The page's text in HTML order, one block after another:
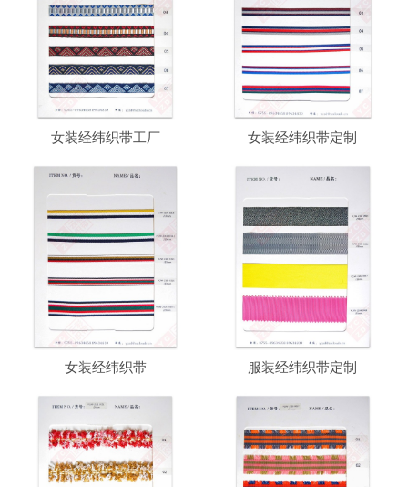
女装经纬织带工厂 女装经纬织带定制
女装经纬织带 服装经纬织带定制